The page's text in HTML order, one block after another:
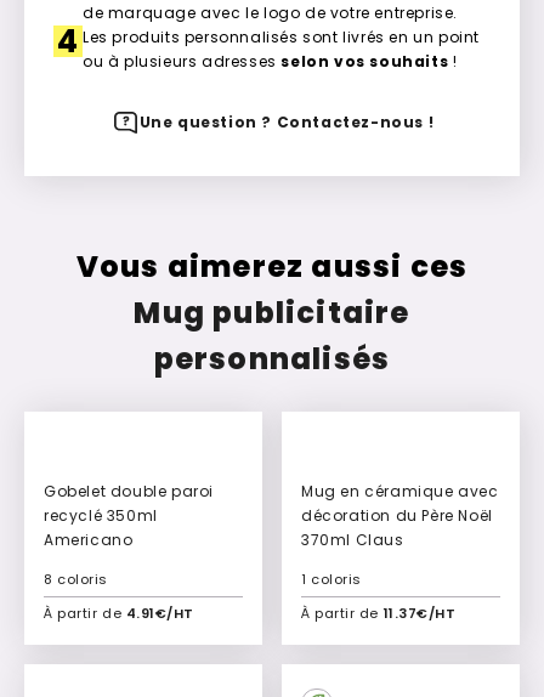
de marquage avec le logo de votre entreprise.
4 Les produits personnalisés sont livrés en un point
ou à plusieurs adresses selon vos souhaits !
Une question ? Contactez-nous !
Vous aimerez aussi ces
Mug publicitaire
personnalisés
Gobelet double paroi
recyclé 350ml
Americano
À partir de 4.91€/HT
8 coloris
Ajouter à mon devis
Mug en céramique avec
décoration du Père Noël
370ml Claus
À partir de 11.37€/HT
1 coloris
Ajouter à mon devis